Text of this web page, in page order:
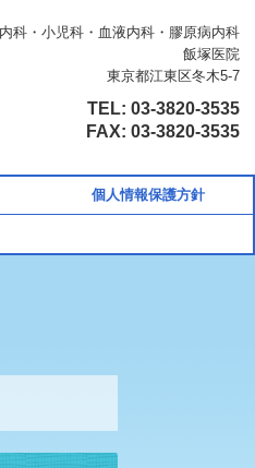
内科・小児科・血液内科・膠原病内科
飯塚医院
東京都江東区冬木5-7
TEL:03-3820-3535
FAX:03-3820-3535
個人情報保護方針